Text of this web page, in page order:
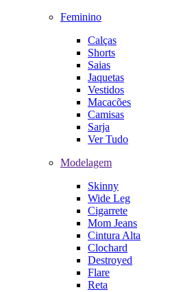
Feminino
Calças
Shorts
Saias
Jaquetas
Vestidos
Macacões
Camisas
Sarja
Ver Tudo
Modelagem
Skinny
Wide Leg
Cigarrete
Mom Jeans
Cintura Alta
Clochard
Destroyed
Flare
Reta